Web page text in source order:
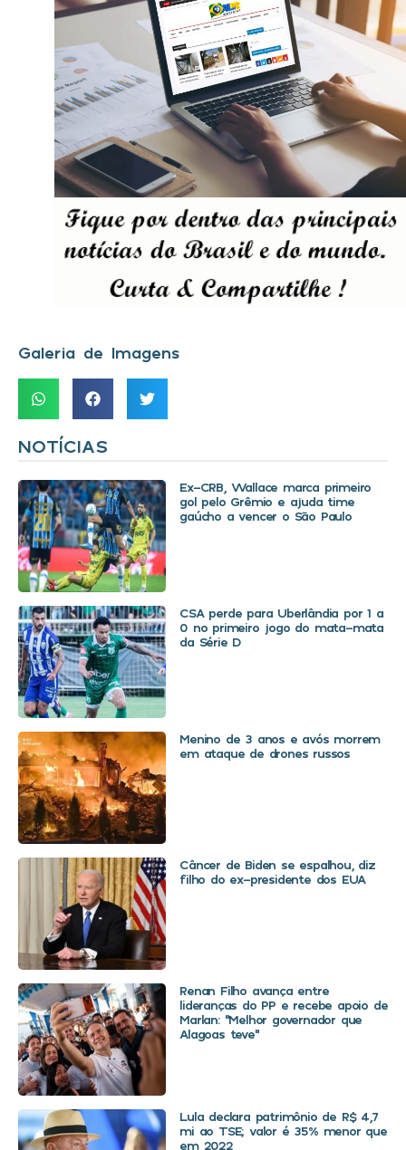
Galeria de Imagens
NOTÍCIAS
Ex-CRB, Wallace marca primeiro
gol pelo Grêmio e ajuda time
gaúcho a vencer o São Paulo
CSA perde para Uberlândia por 1 a
0 no primeiro jogo do mata-mata
da Série D
Menino de 3 anos e avós morrem
em ataque de drones russos
Câncer de Biden se espalhou, diz
filho do ex-presidente dos EUA
Renan Filho avança entre
lideranças do PP e recebe apoio de
Marlan: “Melhor governador que
Alagoas teve”
Lula declara patrimônio de R$ 4,7
mi ao TSE; valor é 35% menor que
em 2022